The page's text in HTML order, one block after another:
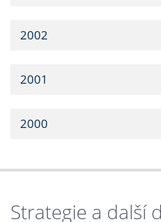
2002
2001
2000
Strategie a další